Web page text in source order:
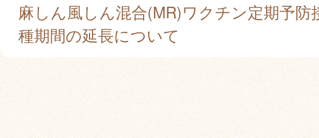
麻しん風しん混合(MR)ワクチン定期予防
種期間の延長について